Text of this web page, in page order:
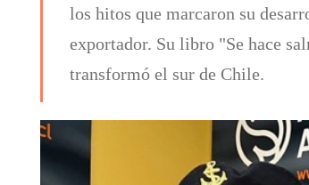
los hitos que marcaron su
exportador. Su libro "Se hace
transformó el sur de Chile.